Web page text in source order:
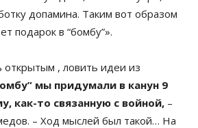
допамина. Таким вот образом
подарок в “бомбу”».
открытым , ловить идеи из
мы придумали в канун 9
как-то связанную с войной, –
– Ход мыслей был такой… На